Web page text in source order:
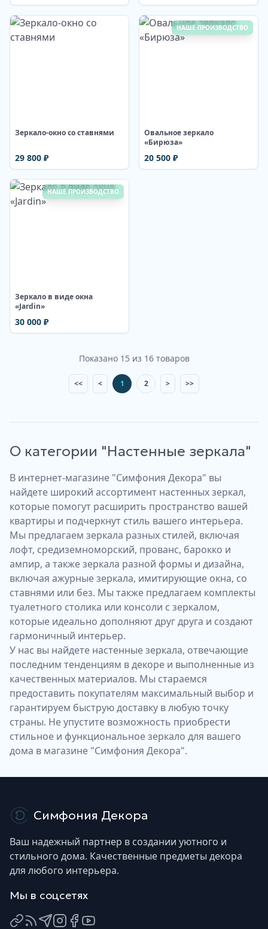
Зеркало-окно со ставнями
29 800 ₽
НАШЕ ПРОИЗВОДСТВО
Овальное зеркало
«Бирюза»
20 500 ₽
НАШЕ ПРОИЗВОДСТВО
Зеркало в виде окна
«Jardin»
30 000 ₽
Показано 15 из 16товаров
<< < 1 2 > >>
О категории "Настенные зеркала"
В интернет-магазине "Симфония Декора" вы
найдете широкий ассортимент настенных зеркал,
которые помогут расширить пространство вашей
квартиры и подчеркнут стиль вашего интерьера.
Мы предлагаем зеркала разных стилей, включая
лофт, средиземноморский, прованс, барокко и
ампир, а также зеркала разной формы и дизайна,
включая ажурные зеркала, имитирующие окна, со
ставнями или без. Мы также предлагаем комплекты
туалетного столика или консоли с зеркалом,
которые идеально дополняют друг друга и создают
гармоничный интерьер.
У нас вы найдете настенные зеркала, отвечающие
последним тенденциям в декоре и выполненные из
качественных материалов. Мы стараемся
предоставить покупателям максимальный выбор и
гарантируем быструю доставку в любую точку
страны. Не упустите возможность приобрести
стильное и функциональное зеркало для вашего
дома в магазине "Симфония Декора".
Симфония Декора
Ваш надежный партнер в создании уютного и
стильного дома. Качественные предметы декора
для любого интерьера.
Мы в соцсетях